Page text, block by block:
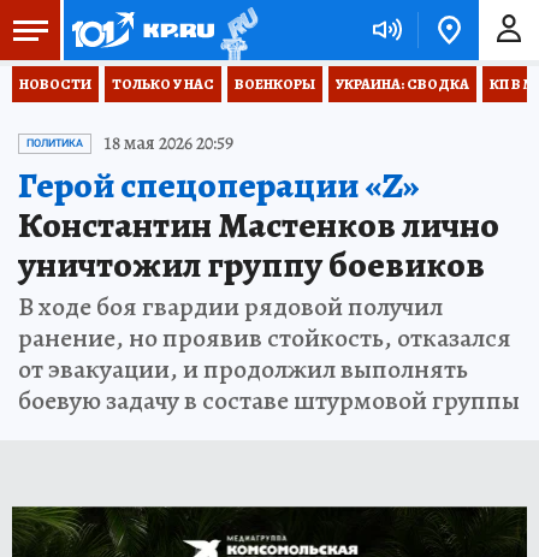
НОВОСТИ ТОЛЬКО У НАС ВОЕНКОРЫ УКРАИНА: СВОДКА КП В
ПОЛИТИКА 18 мая 2026 20:59
Герой спецоперации «Z»
Константин Мастенков лично
уничтожил группу боевиков
В ходе боя гвардии рядовой получил
ранение, но проявив стойкость, отказался
от эвакуации, и продолжил выполнять
боевую задачу в составе штурмовой группы